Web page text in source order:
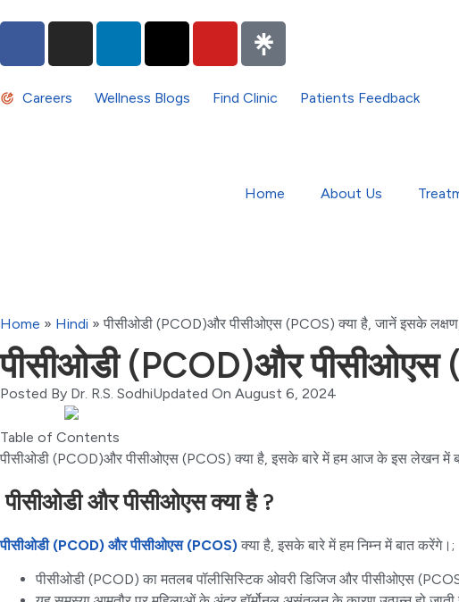
Careers Wellness Blogs Find Clinic Patients Feedback
Home About Us
Home » Hindi » पीसीओडी (PCOD)और पीसीओएस (PCOS) क्या है, जानें इसके
पीसीओडी (PCOD)और पीसीओएस
Posted By Dr. R.S. SodhiUpdated On August 6, 2024
Table of Contents
पीसीओडी (PCOD)और पीसीओएस (PCOS) क्या है, इसके बारे में हम आज के इस लेखन में
पीसीओडी और पीसीओएस क्या है ?
पीसीओडी (PCOD) और पीसीओएस (PCOS) क्या है, इसके बारे में हम निम्न में बात करेंगे।;
पीसीओडी (PCOD) का मतलब पॉलीसिस्टिक ओवरी डिजिज और पीसीओएस